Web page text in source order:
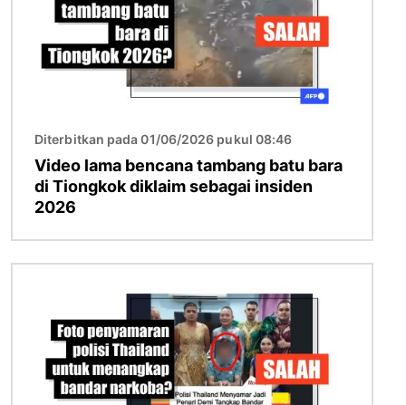
Diterbitkan pada 01/06/2026 pukul 08:46
Video lama bencana tambang batu bara
di Tiongkok diklaim sebagai insiden
2026